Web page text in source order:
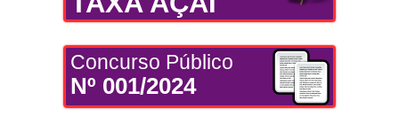
Concurso Público
Nº 001/2024